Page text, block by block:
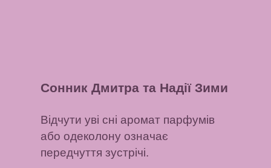
Сонник Дмитра та Надії Зими
Відчути уві сні аромат парфумів
або одеколону означає
передчуття зустрічі.